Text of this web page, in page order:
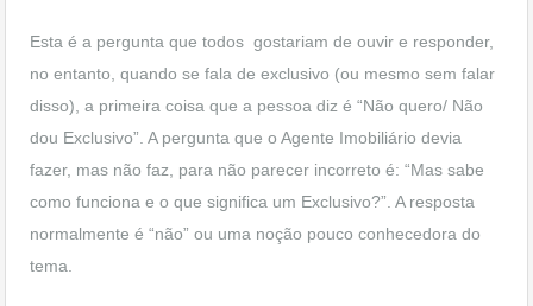
Esta é a pergunta que todos gostariam de ouvir e responder,
no entanto, quando se fala de exclusivo (ou mesmo sem falar
disso), a primeira coisa que a pessoa diz é “Não quero/ Não
dou Exclusivo”. A pergunta que o Agente Imobiliário devia
fazer, mas não faz, para não parecer incorreto é: “Mas sabe
como funciona e o que significa um Exclusivo?”. A resposta
normalmente é “não” ou uma noção pouco conhecedora do
tema.